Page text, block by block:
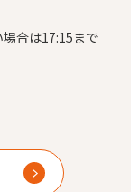
合は17:15まで